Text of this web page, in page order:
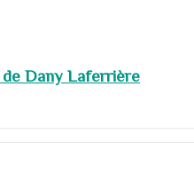
Dany Laferrière